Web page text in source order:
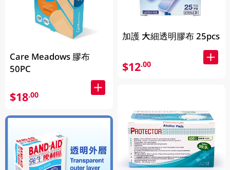
Care Meadows 膠布
50PC
$18.00
加護 大細透明膠布 25pcs
$12.00